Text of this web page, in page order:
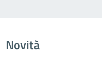
Novità